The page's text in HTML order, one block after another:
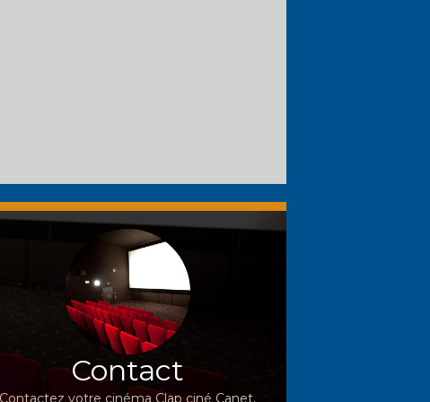
Contact
Contactez votre cinéma Clap ciné Canet,